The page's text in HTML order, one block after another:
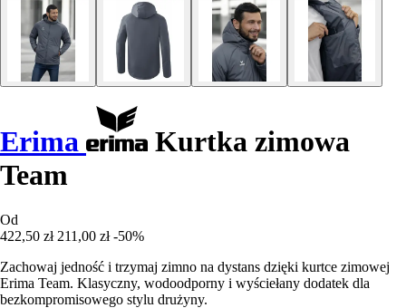
Erima
Kurtka zimowa
Team
Od
422,50 zł 211,00 zł -50%
Zachowaj jedność i trzymaj zimno na dystans dzięki kurtce zimowej
Erima Team. Klasyczny, wodoodporny i wyściełany dodatek dla
bezkompromisowego stylu drużyny.